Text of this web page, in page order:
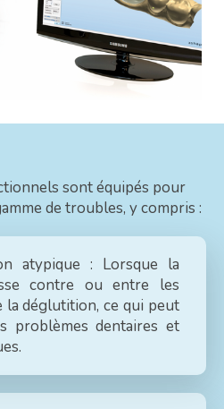
sont équipés pour
de troubles, y compris :
atypique : Lorsque la
contre ou entre les
la déglutition, ce qui peut
problèmes dentaires et